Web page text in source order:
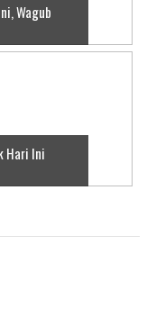
Wagub
Hari Ini